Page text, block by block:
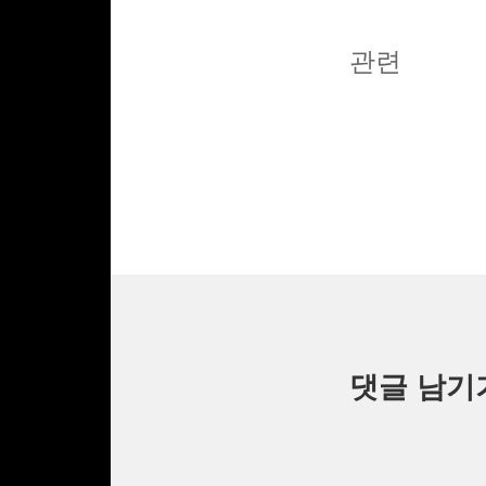
관련
댓글 남기